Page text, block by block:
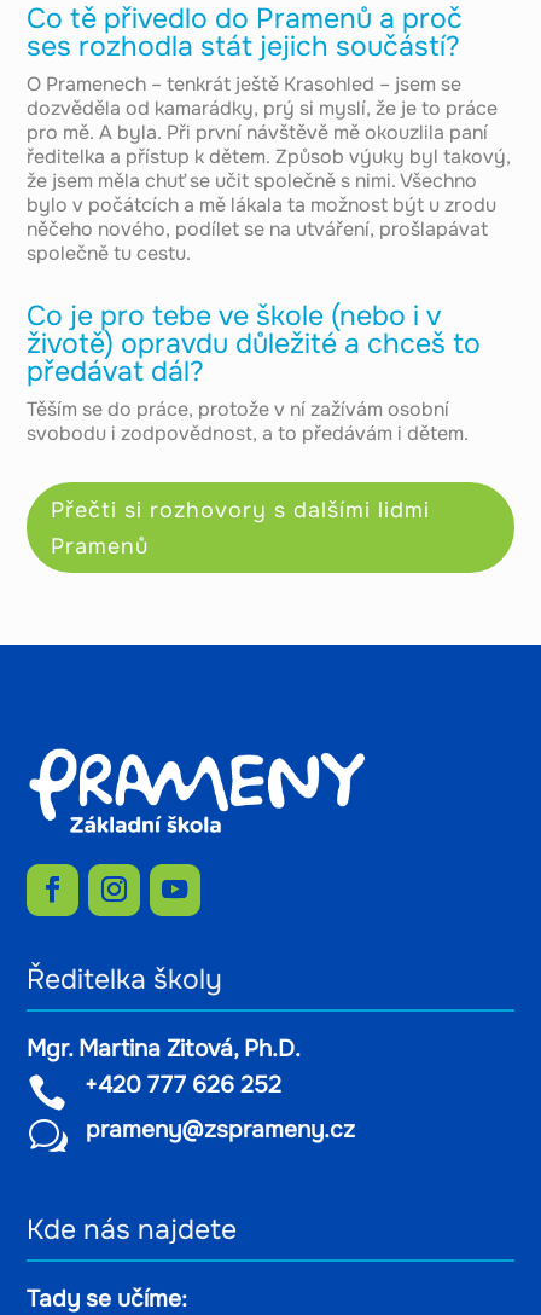
Co tě přivedlo do Pramenů a proč
ses rozhodla stát jejich součástí?
O Pramenech – tenkrát ještě Krasohled – jsem se
dozvěděla od kamarádky, prý si myslí, že je to práce
pro mě. A byla. Při první návštěvě mě okouzlila paní
ředitelka a přístup k dětem. Způsob výuky byl takový,
že jsem měla chuť se učit společně s nimi. Všechno
bylo v počátcích a mě lákala ta možnost být u zrodu
něčeho nového, podílet se na utváření, prošlapávat
společně tu cestu.
Co je pro tebe ve škole (nebo i v
životě) opravdu důležité a chceš to
předávat dál?
Těším se do práce, protože v ní zažívám osobní
svobodu i zodpovědnost, a to předávám i dětem.
Přečti si rozhovory s dalšími lidmi
Pramenů
Ředitelka školy
Mgr. Martina Zitová, Ph.D.
 +420 777 626 252
w prameny@zsprameny.cz
Kde nás najdete
Tady se učíme: